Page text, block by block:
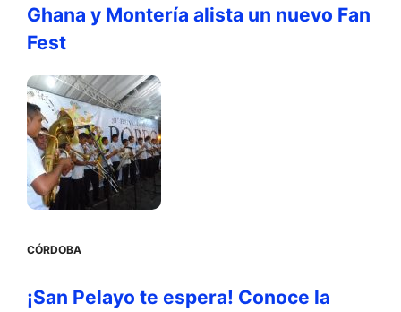
Ghana y Montería alista un nuevo Fan
Fest
CÓRDOBA
¡San Pelayo te espera! Conoce la